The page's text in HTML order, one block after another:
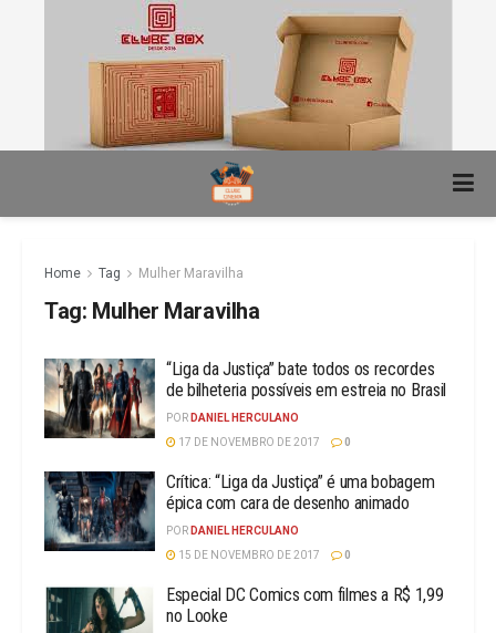
Home Tag Mulher Maravilha
Tag: Mulher Maravilha
“Liga da Justiça” bate todos os recordes
de bilheteria possíveis em estreia no Brasil
POR DANIEL HERCULANO
17 DE NOVEMBRO DE 2017
0
Crítica: “Liga da Justiça” é uma bobagem
épica com cara de desenho animado
POR DANIEL HERCULANO
15 DE NOVEMBRO DE 2017
0
Especial DC Comics com filmes a R$ 1,99
no Looke